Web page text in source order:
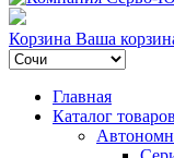
Корзина Ваша
Главная
Каталог товаров